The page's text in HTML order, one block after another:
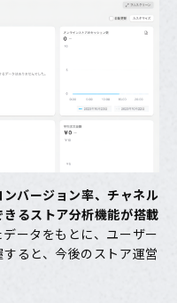
バージョン率、チャネル
るストア分析機能が搭載
ータをもとに、ユーザー
ると、今後のストア運営